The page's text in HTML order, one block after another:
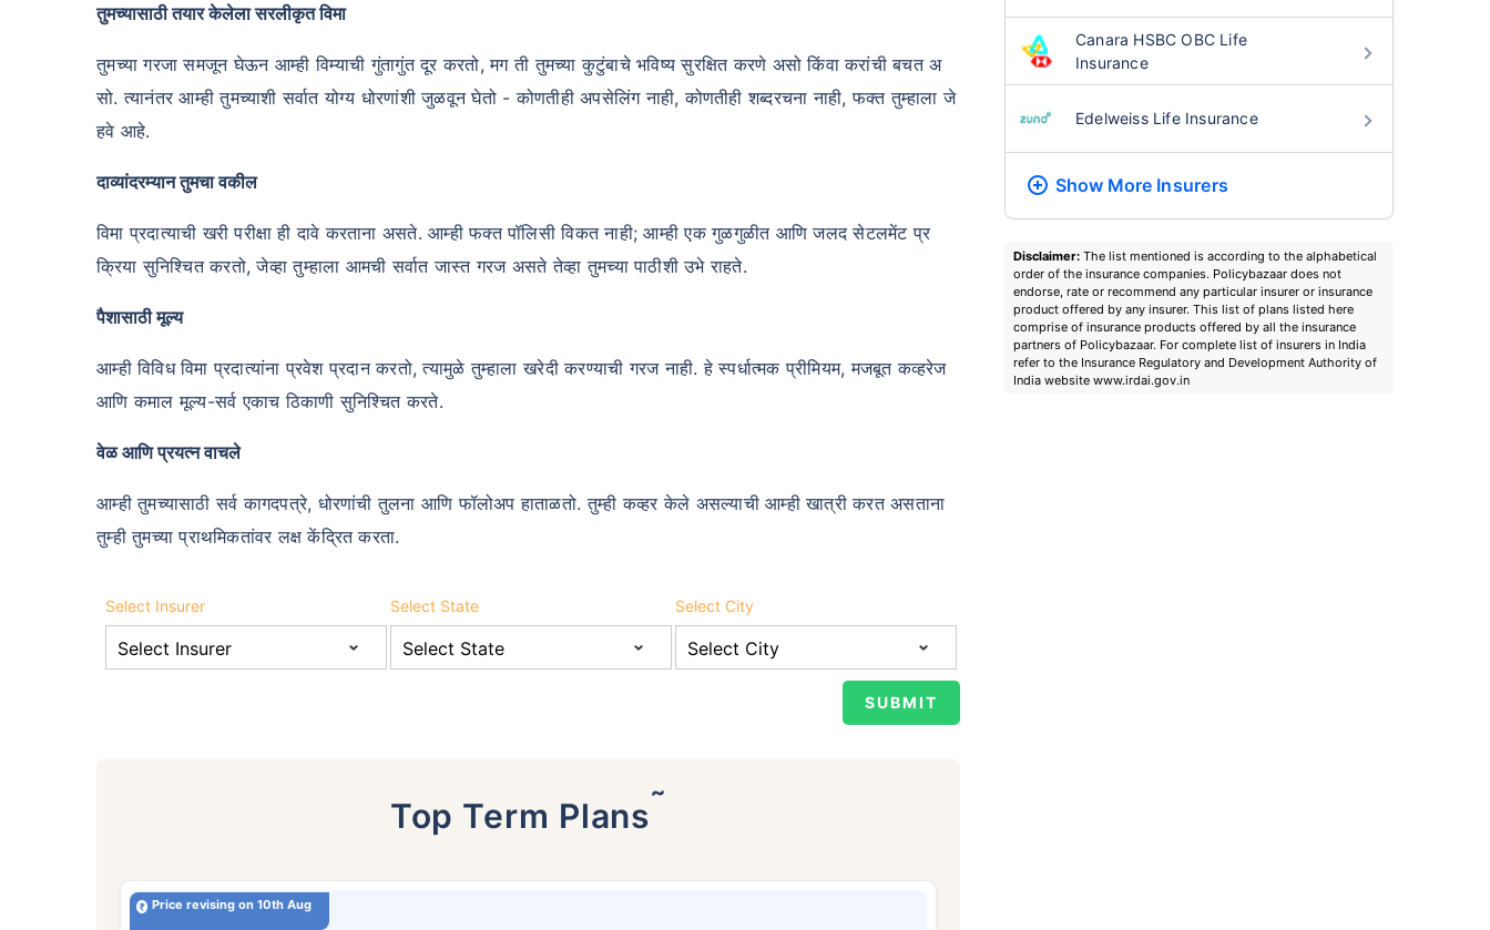
तुमच्यासाठी तयार केलेला सरलीकृत विमा
तुमच्या गरजा समजून घेऊन आम्ही विम्याची गुंतागुंत दूर करतो, मग ती तुमच्या कुटुंबाचे भविष्य सुरक्षित करणे असो किंवा करांची बचत अ
सो. त्यानंतर आम्ही तुमच्याशी सर्वात योग्य धोरणांशी जुळवून घेतो - कोणतीही अपसेलिंग नाही, कोणतीही शब्दरचना नाही, फक्त तुम्हाला जे
हवे आहे.
दाव्यांदरम्यान तुमचा वकील
विमा प्रदात्याची खरी परीक्षा ही दावे करताना असते. आम्ही फक्त पॉलिसी विकत नाही; आम्ही एक गुळगुळीत आणि जलद सेटलमेंट प्र
क्रिया सुनिश्चित करतो, जेव्हा तुम्हाला आमची सर्वात जास्त गरज असते तेव्हा तुमच्या पाठीशी उभे राहते.
पैशासाठी मूल्य
आम्ही विविध विमा प्रदात्यांना प्रवेश प्रदान करतो, त्यामुळे तुम्हाला खरेदी करण्याची गरज नाही. हे स्पर्धात्मक प्रीमियम, मजबूत कव्हरेज
आणि कमाल मूल्य-सर्व एकाच ठिकाणी सुनिश्चित करते.
वेळ आणि प्रयत्न वाचले
आम्ही तुमच्यासाठी सर्व कागदपत्रे, धोरणांची तुलना आणि फॉलोअप हाताळतो. तुम्ही कव्हर केले असल्याची आम्ही खात्री करत असताना
तुम्ही तुमच्या प्राथमिकतांवर लक्ष केंद्रित करता.
Select Insurer Select State Select City
Top Term Plans˜
Price revising on 10th Aug
Canara HSBC OBC Life
Insurance
Edelweiss Life Insurance
Show More Insurers
Disclaimer: The list mentioned is according to the alphabetical
order of the insurance companies. Policybazaar does not
endorse, rate or recommend any particular insurer or insurance
product offered by any insurer. This list of plans listed here
comprise of insurance products offered by all the insurance
partners of Policybazaar. For complete list of insurers in India
refer to the Insurance Regulatory and Development Authority of
India website www.irdai.gov.in